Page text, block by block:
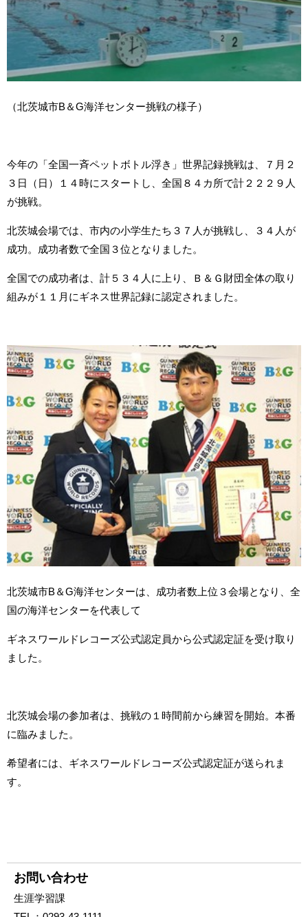
（北茨城市B＆G海洋センター挑戦の様子）
今年の「全国一斉ペットボトル浮き」世界記録挑戦は、７月２
３日（日）１４時にスタートし、全国８４カ所で計２２２９人
が挑戦。
北茨城会場では、市内の小学生たち３７人が挑戦し、３４人が
成功。成功者数で全国３位となりました。
全国での成功者は、計５３４人に上り、Ｂ＆Ｇ財団全体の取り
組みが１１月にギネス世界記録に認定されました。
北茨城市B＆G海洋センターは、成功者数上位３会場となり、全
国の海洋センターを代表して
ギネスワールドレコーズ公式認定員から公式認定証を受け取り
ました。
北茨城会場の参加者は、挑戦の１時間前から練習を開始。本番
に臨みました。
希望者には、ギネスワールドレコーズ公式認定証が送られま
す。
お問い合わせ
生涯学習課